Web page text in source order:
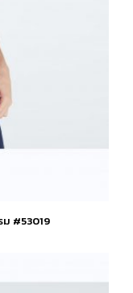
#53019